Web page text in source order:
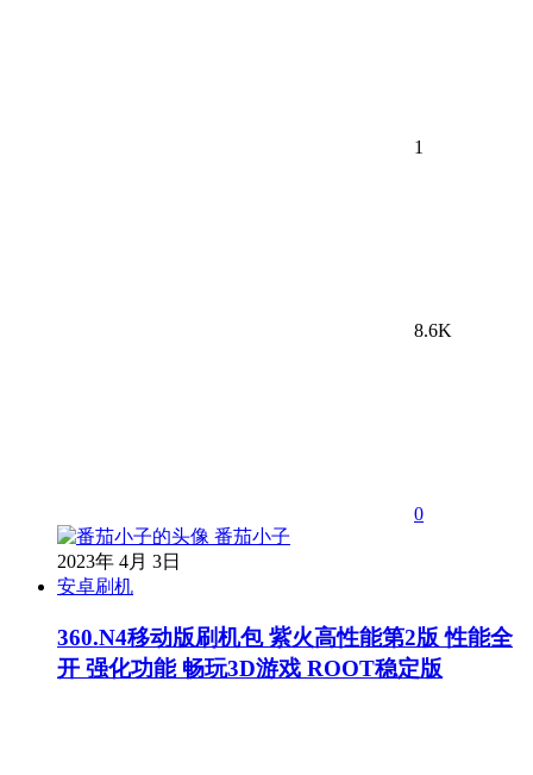
1
8.6K
0
番茄小子
2023年 4月 3日
安卓刷机
360.N4移动版刷机包 紫火高性能第2版 性能全
开 强化功能 畅玩3D游戏 ROOT稳定版